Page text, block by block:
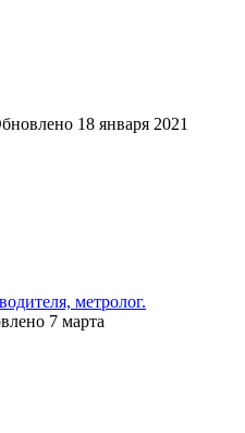
18 января 2021
метролог.
7 марта